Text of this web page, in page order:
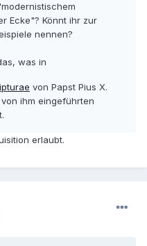
Ecke"? Könnt ihr zur
nennen?
was in
von Papst Pius X.
ihm eingeführten
erlaubt.